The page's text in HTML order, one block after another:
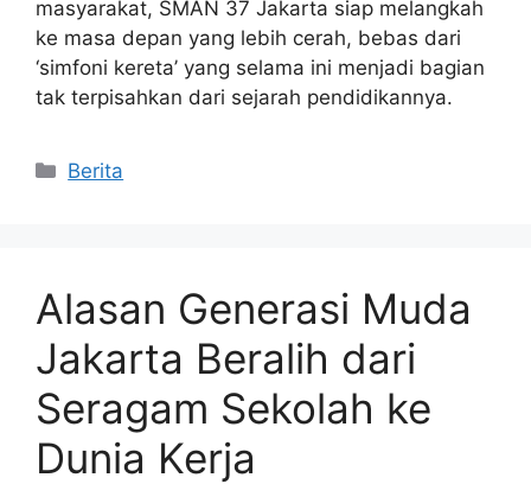
masyarakat, SMAN 37 Jakarta siap melangkah
ke masa depan yang lebih cerah, bebas dari
‘simfoni kereta’ yang selama ini menjadi bagian
tak terpisahkan dari sejarah pendidikannya.
Kategori
Berita
Alasan Generasi Muda
Jakarta Beralih dari
Seragam Sekolah ke
Dunia Kerja